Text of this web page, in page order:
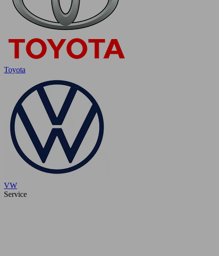
Toyota
VW
Service